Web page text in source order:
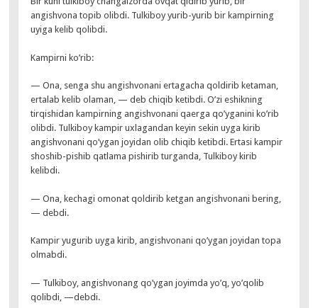
angishvona topib olibdi. Tulkiboy yurib-yurib bir kampirning
uyiga kelib qolibdi.
Kampirni ko’rib:
— Ona, senga shu angishvonani ertagacha qoldirib ketaman,
ertalab kelib olaman, — deb chiqib ketibdi. O’zi eshikning
tirqishidan kampirning angishvonani qaerga qo’yganini ko’rib
olibdi. Tulkiboy kampir uxlagandan keyin sekin uyga kirib
angishvonani qo’ygan joyidan olib chiqib ketibdi. Ertasi kampir
shoshib-pishib qatlama pishirib turganda, Tulkiboy kirib
kelibdi.
— Ona, kechagi omonat qoldirib ketgan angishvonani bering,
— debdi.
Kampir yugurib uyga kirib, angishvonani qo’ygan joyidan topa
olmabdi.
— Tulkiboy, angishvonang qo’ygan joyimda yo’q, yo’qolib
qolibdi, —debdi.